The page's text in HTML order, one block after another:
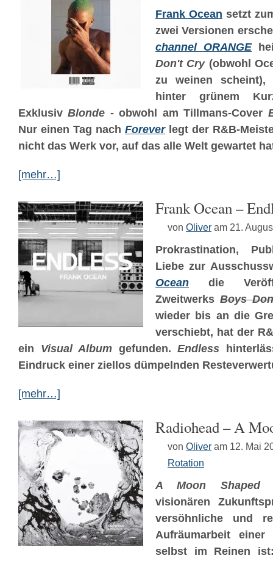
Frank Ocean setzt
zwei Versionen
channel ORANGE
Don't Cry(obwohl
zu weinen
hinter grünem
ExklusivBlonde -obwohl am Tillmans-Cover
Nur einen Tag nach Foreverlegt der R&B-
nicht das Werk vor, auf das alle Welt gewartet
[mehr…]
Frank Ocean –
von Oliver am 21.
Prokrastination,
Liebe zur
Ocean die
ZweitwerksBoys
wieder bis an die
verschiebt, hat der
ein Visual Album gefunden. Endless
Eindruck einer ziellos dümpelnden
[mehr…]
Radiohead – A
von Oliver am 12. Mai
Rotation
A Moon Shaped
visionären
versöhnliche und
Aufräumarbeit
selbst im Reinen